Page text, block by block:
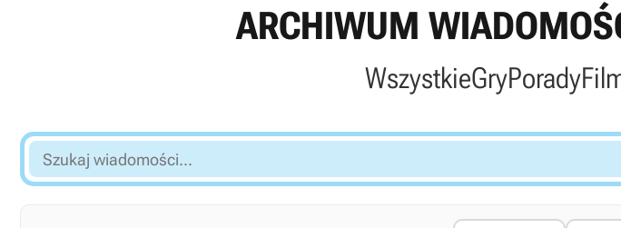
ARCHIWUM
WszystkieGryPorady
Szukaj
wiadomości...